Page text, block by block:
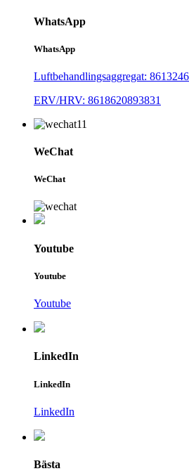
WhatsApp
WhatsApp
Luftbehandlingsaggregat:
ERV/HRV: 8618620893831
WeChat
WeChat
Youtube
Youtube
Youtube
LinkedIn
LinkedIn
LinkedIn
Bästa